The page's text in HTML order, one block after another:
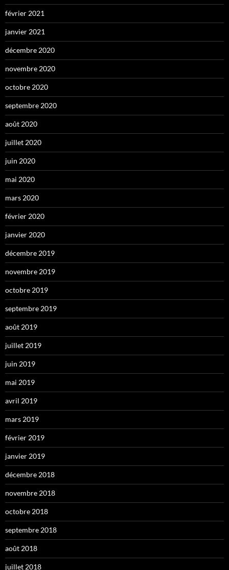
février 2021
janvier 2021
décembre 2020
novembre 2020
octobre 2020
septembre 2020
août 2020
juillet 2020
juin 2020
mai 2020
mars 2020
février 2020
janvier 2020
décembre 2019
novembre 2019
octobre 2019
septembre 2019
août 2019
juillet 2019
juin 2019
mai 2019
avril 2019
mars 2019
février 2019
janvier 2019
décembre 2018
novembre 2018
octobre 2018
septembre 2018
août 2018
juillet 2018